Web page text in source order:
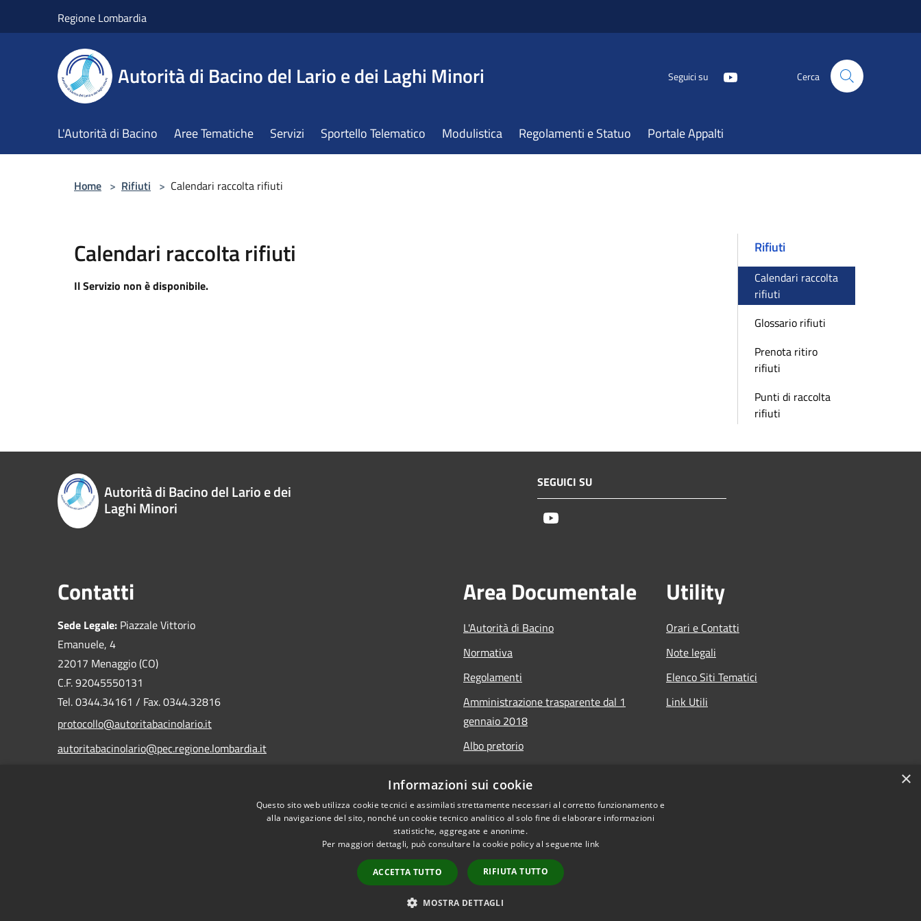
Regione Lombardia
Autorità di Bacino del Lario e dei Laghi Minori Seguici su Cerca
L'Autorità di Bacino Aree Tematiche Servizi Sportello Telematico Modulistica Regolamenti e Statuo Portale Appalti
Home > Rifiuti > Calendari raccolta rifiuti
Calendari raccolta rifiuti
Il Servizio non è disponibile.
Rifiuti
Calendari raccolta
rifiuti
Glossario rifiuti
Prenota ritiro
rifiuti
Punti di raccolta
rifiuti
Autorità di Bacino del Lario e dei
Laghi Minori
SEGUICI SU
Contatti
Sede Legale: Piazzale Vittorio
Emanuele, 4
22017 Menaggio (CO)
C.F. 92045550131
Tel. 0344.34161 / Fax. 0344.32816
protocollo@autoritabacinolario.it
autoritabacinolario@pec.regione.lombardia.it
Area Documentale
L'Autorità di Bacino
Normativa
Regolamenti
Amministrazione trasparente dal 1
gennaio 2018
Albo pretorio
Accessibilità sito
Utility
Orari e Contatti
Note legali
Elenco Siti Tematici
Link Utili
Copyright © 2026 • Autorità di Bacino del Lario e dei Laghi Minori • Powered by
×
Informazioni sui cookie
Questo sito web utilizza cookie tecnici e assimilati strettamente necessari al corretto funzionamento e
alla navigazione del sito, nonché un cookie tecnico analitico al solo fine di elaborare informazioni
statistiche, aggregate e anonime.
Per maggiori dettagli, può consultare la cookie policy al seguente link
ACCETTA TUTTO RIFIUTA TUTTO
MOSTRA DETTAGLI